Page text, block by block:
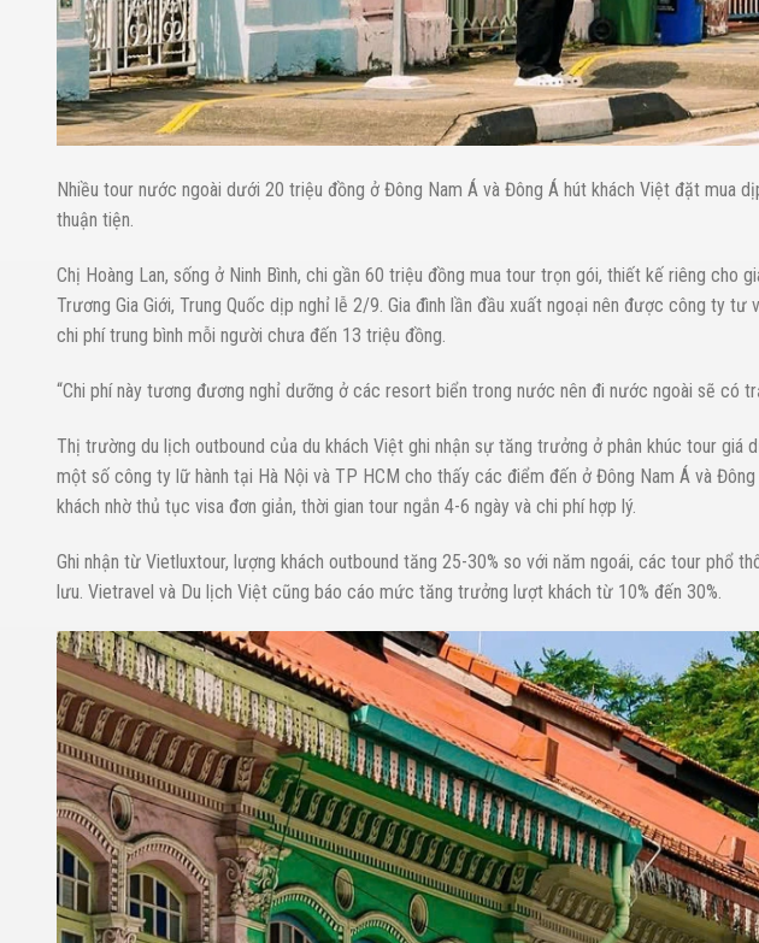
Nhiều tour nước ngoài dưới 20 triệu đồng ở Đông Nam Á và Đông Á hút khách Việt đặt mua
thuận tiện.
Chị Hoàng Lan, sống ở Ninh Bình, chi gần 60 triệu đồng mua tour trọn gói, thiết kế riêng cho
Trương Gia Giới, Trung Quốc dịp nghỉ lễ 2/9. Gia đình lần đầu xuất ngoại nên được công ty
chi phí trung bình mỗi người chưa đến 13 triệu đồng.
“Chi phí này tương đương nghỉ dưỡng ở các resort biển trong nước nên đi nước ngoài sẽ có
Thị trường du lịch outbound của du khách Việt ghi nhận sự tăng trưởng ở phân khúc tour giá
một số công ty lữ hành tại Hà Nội và TP HCM cho thấy các điểm đến ở Đông Nam Á và Đông
khách nhờ thủ tục visa đơn giản, thời gian tour ngắn 4-6 ngày và chi phí hợp lý.
Ghi nhận từ Vietluxtour, lượng khách outbound tăng 25-30% so với năm ngoái, các tour phổ
lưu. Vietravel và Du lịch Việt cũng báo cáo mức tăng trưởng lượt khách từ 10% đến 30%.